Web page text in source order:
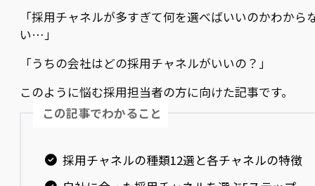
「採用チャネルが多すぎて何を選べばいいのかわから
い…」
「うちの会社はどの採用チャネルがいいの？」
このように悩む採用担当者の方に向けた記事です。
この記事でわかること
採用チャネルの種類12選と各チャネルの特徴